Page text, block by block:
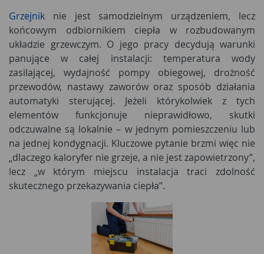
Grzejnik nie jest samodzielnym urządzeniem, lecz
końcowym odbiornikiem ciepła w rozbudowanym
układzie grzewczym. O jego pracy decydują warunki
panujące w całej instalacji: temperatura wody
zasilającej, wydajność pompy obiegowej, drożność
przewodów, nastawy zaworów oraz sposób działania
automatyki sterującej. Jeżeli którykolwiek z tych
elementów funkcjonuje nieprawidłowo, skutki
odczuwalne są lokalnie – w jednym pomieszczeniu lub
na jednej kondygnacji. Kluczowe pytanie brzmi więc nie
„dlaczego kaloryfer nie grzeje, a nie jest zapowietrzony”,
lecz „w którym miejscu instalacja traci zdolność
skutecznego przekazywania ciepła”.